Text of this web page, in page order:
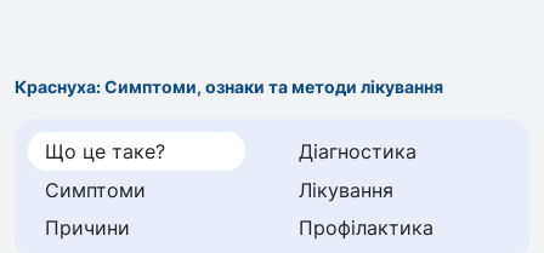
Краснуха: Симптоми, ознаки та методи лікування
Що це таке?
Симптоми
Причини
Діагностика
Лікування
Профілактика